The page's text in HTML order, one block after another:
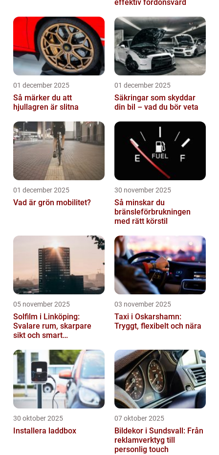
effektiv fordonsvård
01 december 2025
Så märker du att
hjullagren är slitna
01 december 2025
Säkringar som skyddar
din bil – vad du bör veta
01 december 2025
Vad är grön mobilitet?
30 november 2025
Så minskar du
bränsleförbrukningen
med rätt körstil
05 november 2025
Solfilm i Linköping:
Svalare rum, skarpare
sikt och smart
03 november 2025
Taxi i Oskarshamn:
Tryggt, flexibelt och nära
30 oktober 2025
Installera laddbox
07 oktober 2025
Bildekor i Sundsvall: Från
reklamverktyg till
personlig touch